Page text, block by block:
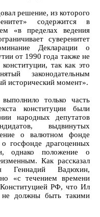
решение, из которого
содержится в
«в пределах ведения
суверенитет
Декларации о
от 1990 года также не
так как это
законодательным
исторический момент».
только часть
конституции были
народных депутатов
выдвинутых
о валютном фонде
госфонде драгоценных
однако положение о
Как рассказал
Геннадий Вадюхин,
«с течением времени
РФ, что Ил
должны быть такими